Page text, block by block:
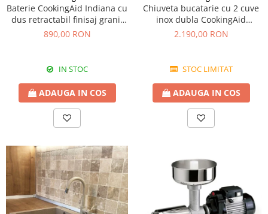
Baterie CookingAid Indiana cu
dus retractabil finisaj granit
Bej Pigmentat / Avena
890,00 RON
IN STOC
ADAUGA IN COS
Chiuveta bucatarie cu 2 cuve
inox dubla CookingAid
FUSION 86BB
2.190,00 RON
STOC LIMITAT
ADAUGA IN COS